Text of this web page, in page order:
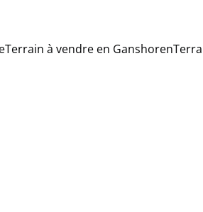
Terrain à vendre en Ganshoren